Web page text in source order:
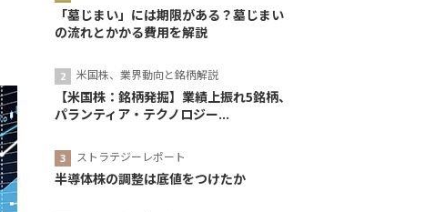
「墓じまい」には期限がある？墓じまい
の流れとかかる費用を解説
米国株、業界動向と銘柄解説
【米国株：銘柄発掘】業績上振れ5銘柄、
パランティア・テクノロジー...
ストラテジーレポート
半導体株の調整は底値をつけたか